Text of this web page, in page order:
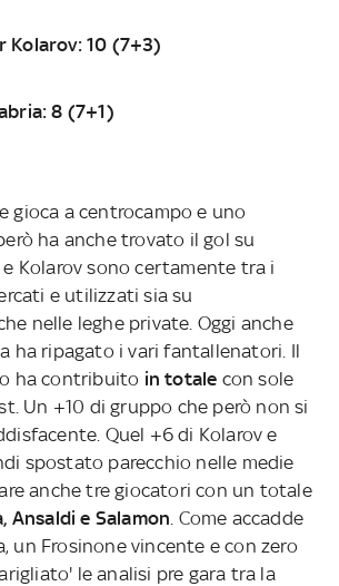
Kolarov: 10 (7+3)
8 (7+1)
gioca a centrocampo e uno
ha anche trovato il gol su
e Kolarov sono certamente tra i
e utilizzati sia su
nelle leghe private. Oggi anche
ha ripagato i vari fantallenatori. Il
ha contribuito in totale con sole
Un +10 di gruppo che però non si
Quel +6 di Kolarov e
spostato parecchio nelle medie
anche tre giocatori con un totale
Ansaldi e Salamon . Come accadde
un Frosinone vincente e con zero
le analisi pre gara tra la